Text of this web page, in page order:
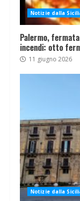
Notizie dalla
Palermo,
incendi: otto
11 giugno 2026
Notizie dalla